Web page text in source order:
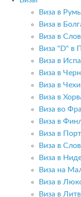
Виза в
Виза в
Виза в
Виза "D" в
Виза в
Виза в
Виза в
Виза в
Виза во
Виза в
Виза в
Виза в
Виза в
Виза на
Виза в
Виза в